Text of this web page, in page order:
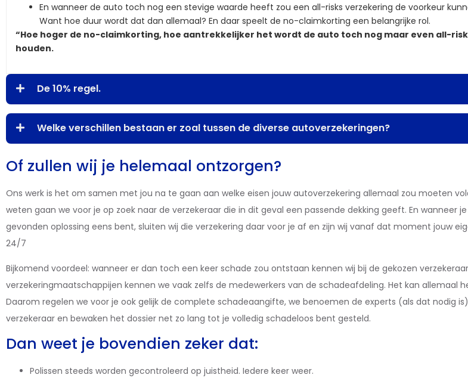
En wanneer de auto toch nog een stevige waarde heeft zou een all-risks verzekering de voorkeur
Want hoe duur wordt dat dan allemaal? En daar speelt de no-claimkorting een belangrijke rol.
“Hoe hoger de no-claimkorting, hoe aantrekkelijker het wordt de auto toch nog maar even all-
houden.
De 10% regel.
Welke verschillen bestaan er zoal tussen de diverse autoverzekeringen?
Of zullen wij je helemaal ontzorgen?
Ons werk is het om samen met jou na te gaan aan welke eisen jouw autoverzekering allemaal zou moeten
weten gaan we voor je op zoek naar de verzekeraar die in dit geval een passende dekking geeft. En wanneer
gevonden oplossing eens bent, sluiten wij die verzekering daar voor je af en zijn wij vanaf dat moment jouw
24/7
Bijkomend voordeel: wanneer er dan toch een keer schade zou ontstaan kennen wij bij de gekozen
verzekeringmaatschappijen kennen we vaak zelfs de medewerkers van de schadeafdeling. Het kan allemaal
Daarom regelen we voor je ook gelijk de complete schadeaangifte, we benoemen de experts (als dat nodig
verzekeraar en bewaken het dossier net zo lang tot je volledig schadeloos bent gesteld.
Dan weet je bovendien zeker dat:
Polissen steeds worden gecontroleerd op juistheid. Iedere keer weer.